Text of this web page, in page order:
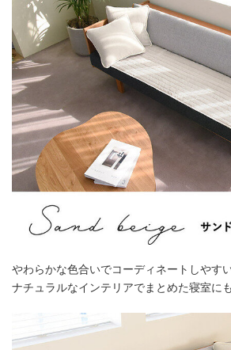
やわらかな色合いでコーディネートしやすい
ナチュラルなインテリアでまとめた寝室に